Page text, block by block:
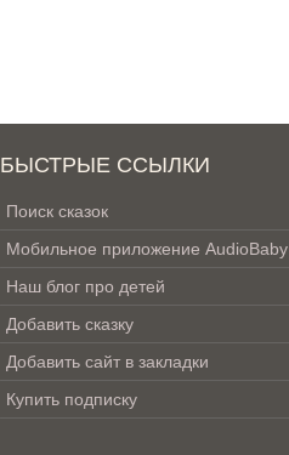
БЫСТРЫЕ ССЫЛКИ
Поиск сказок
Мобильное приложение AudioBaby
Наш блог про детей
Добавить сказку
Добавить сайт в закладки
Купить подписку